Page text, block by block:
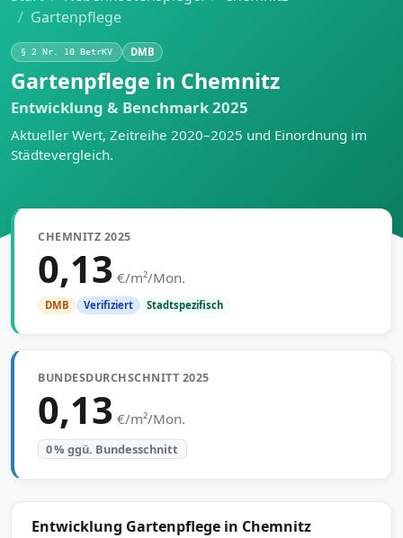
Gartenpflege
§ 2 Nr. 10 BetrKV DMB
Gartenpflege in Chemnitz
Entwicklung & Benchmark 2025
Aktueller Wert, Zeitreihe 2020–2025 und Einordnung im
Städtevergleich.
CHEMNITZ 2025
0,13 €/m²/Mon.
DMB Verifiziert Stadtspezifisch
BUNDESDURCHSCHNITT 2025
0,13 €/m²/Mon.
0 % ggü. Bundesschnitt
Entwicklung Gartenpflege in Chemnitz